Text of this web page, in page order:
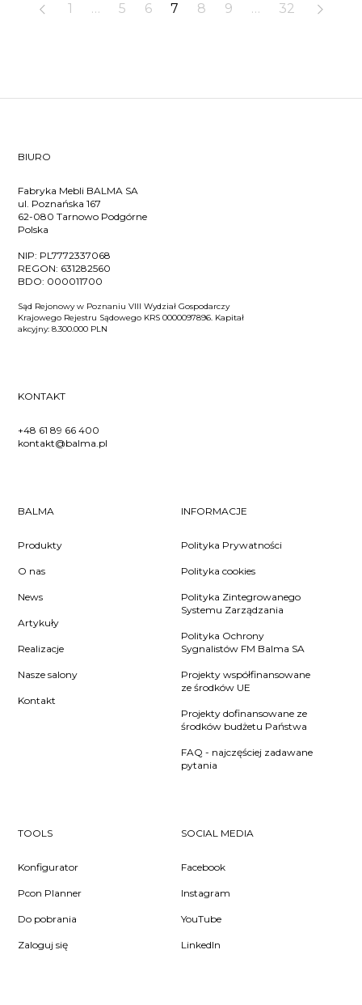
1 … 5 6 7 8 9 … 32
BIURO
Fabryka Mebli BALMA SA
ul. Poznańska 167
62-080 Tarnowo Podgórne
Polska
NIP: PL7772337068
REGON: 631282560
BDO: 000011700
Sąd Rejonowy w Poznaniu VIII Wydział Gospodarczy
Krajowego Rejestru Sądowego KRS 0000097896. Kapitał
akcyjny: 8.300.000 PLN
KONTAKT
+48 61 89 66 400
kontakt@balma.pl
BALMA
Produkty
O nas
News
Artykuły
Realizacje
Nasze salony
Kontakt
INFORMACJE
Polityka Prywatności
Polityka cookies
Polityka Zintegrowanego
Systemu Zarządzania
Polityka Ochrony
Sygnalistów FM Balma SA
Projekty współfinansowane
ze środków UE
Projekty dofinansowane ze
środków budżetu Państwa
FAQ - najczęściej zadawane
pytania
TOOLS
Konfigurator
Pcon Planner
Do pobrania
Zaloguj się
SOCIAL MEDIA
Facebook
Instagram
YouTube
LinkedIn